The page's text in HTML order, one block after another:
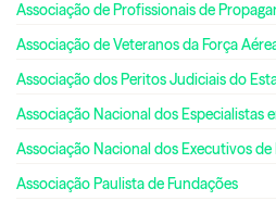
Associação de Profissionais de
Associação de Veteranos da Força
Associação dos Peritos Judiciais do
Associação Nacional dos Especialistas
Associação Nacional dos Executivos de
Associação Paulista de Fundações